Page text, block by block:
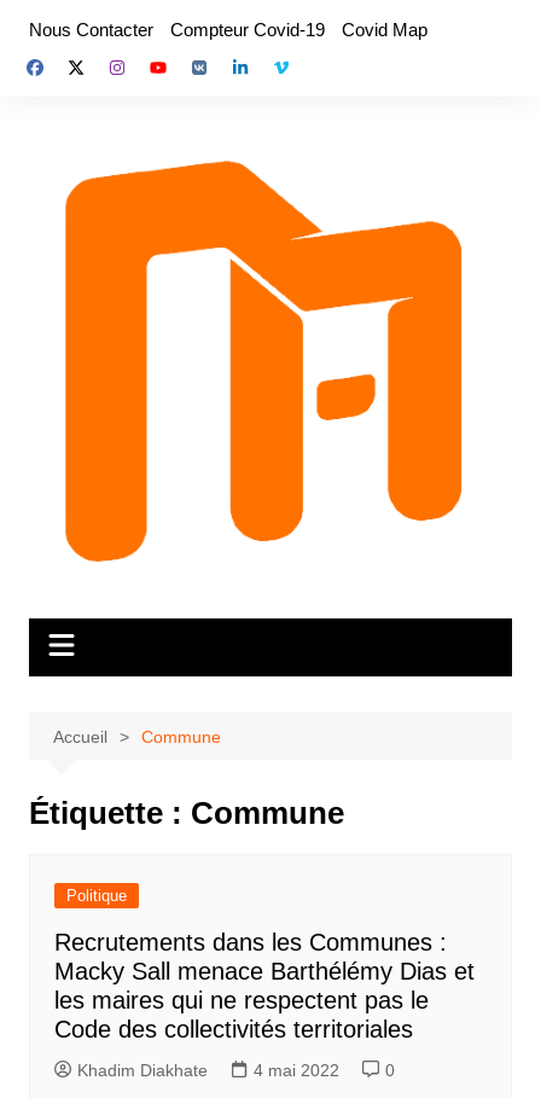
contenu
Nous Contacter Compteur Covid-19 Covid Map
Accueil Commune
Étiquette : Commune
Politique
Recrutements dans les Communes :
Macky Sall menace Barthélémy Dias et
les maires qui ne respectent pas le
Code des collectivités territoriales
Khadim Diakhate 4 mai 2022 0